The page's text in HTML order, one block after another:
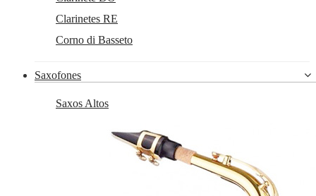
Clarinetes RE
Corno di Basseto
Saxofones
Saxos Altos